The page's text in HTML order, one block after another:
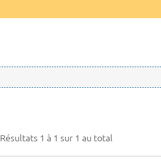
Résultats 1 à 1 sur 1 au total